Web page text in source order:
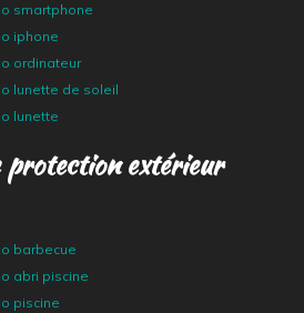
smartphone
iphone
ordinateur
lunette de soleil
lunette
protection extérieur
barbecue
abri piscine
piscine